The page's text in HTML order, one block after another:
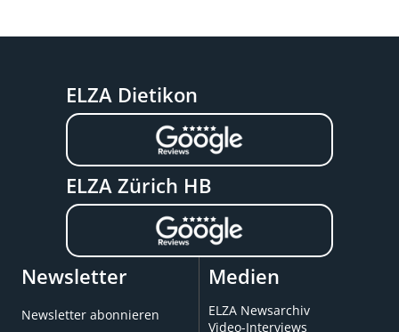
ELZA Dietikon
ELZA Zürich HB
Newsletter
Newsletter abonnieren
Medien
ELZA Newsarchiv
Video-Interviews